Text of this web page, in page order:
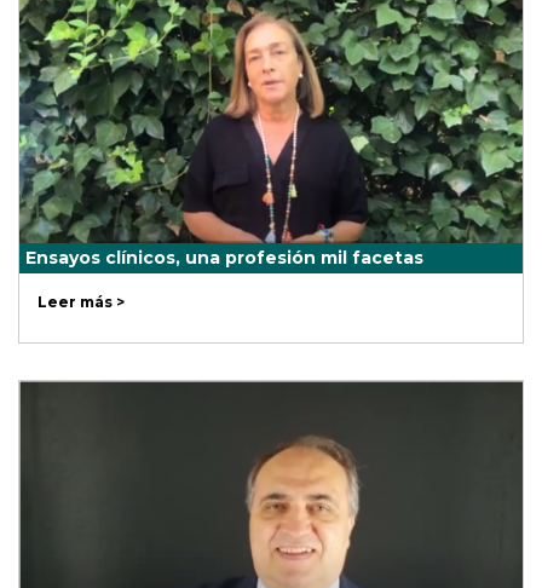
Ensayos clínicos, una profesión mil facetas
Leer más >